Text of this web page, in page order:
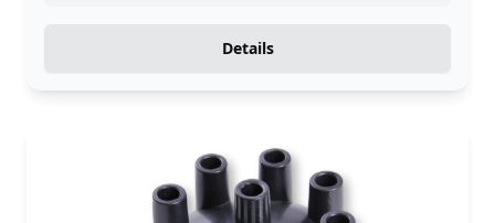
Details